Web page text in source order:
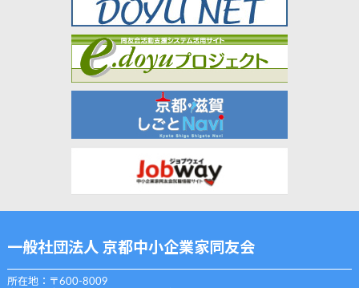
一般社団法人 京都中小企業家同友会
所在地：〒600-8009